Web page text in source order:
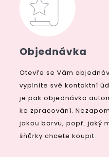
Objednávka
Otevře se Vám
vyplníte své kontaktní
je pak objednávka
ke zpracování.
jakou barvu, popř. jaký
šňůrky chcete koupit.